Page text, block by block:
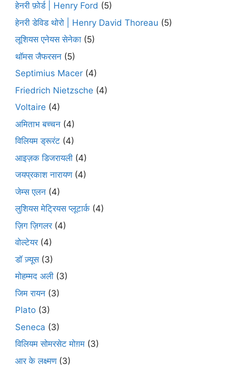
हेनरी फ़ोर्ड | Henry Ford (5)
हेनरी डेविड थोरो | Henry David Thoreau (5)
लूशियस एनेयस सेनेका (5)
थॉमस जैफरसन (5)
Septimius Macer (4)
Friedrich Nietzsche (4)
Voltaire (4)
अमिताभ बच्चन (4)
विलियम ड्रूरंट (4)
आइज़क डिजरायली (4)
जयप्रकाश नारायण(4)
जेम्स एलन (4)
लुशियस मेट्रियस प्लूटार्क (4)
ज़िग ज़िगलर(4)
वोल्टेयर(4)
डॉ ज़्यूस(3)
मोहम्मद अली (3)
जिम रायन (3)
Plato (3)
Seneca (3)
विलियम सोमरसेट मोग़म (3)
आर के लक्ष्मण(3)